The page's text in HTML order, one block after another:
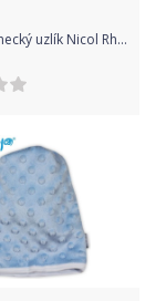
Nicol Kojenecký uzlík Nicol Rhino - bílý, vel.68/74 68 (4-6m)